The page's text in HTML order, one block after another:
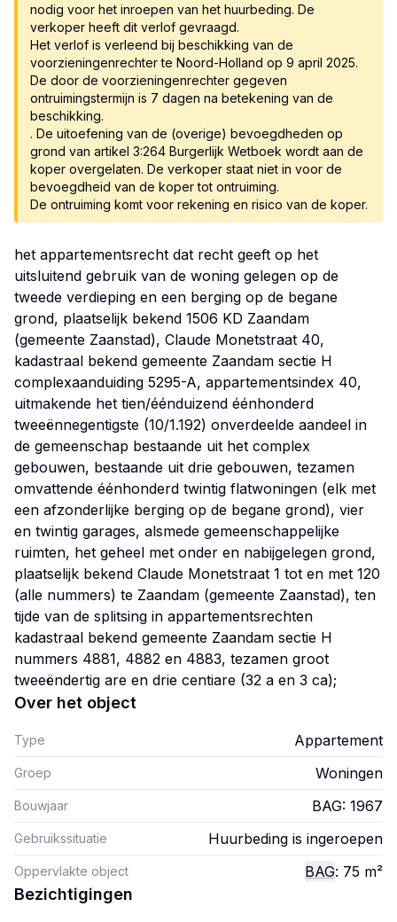
nodig voor het inroepen van het huurbeding. De
verkoper heeft dit verlof gevraagd.
Het verlof is verleend bij beschikking van de
voorzieningenrechter te Noord-Holland op 9 april 2025.
De door de voorzieningenrechter gegeven
ontruimingstermijn is 7 dagen na betekening van de
beschikking.
. De uitoefening van de (overige) bevoegdheden op
grond van artikel 3:264 Burgerlijk Wetboek wordt aan de
koper overgelaten. De verkoper staat niet in voor de
bevoegdheid van de koper tot ontruiming.
De ontruiming komt voor rekening en risico van de koper.
het appartementsrecht dat recht geeft op het
uitsluitend gebruik van de woning gelegen op de
tweede verdieping en een berging op de begane
grond, plaatselijk bekend 1506 KD Zaandam
(gemeente Zaanstad), Claude Monetstraat 40,
kadastraal bekend gemeente Zaandam sectie H
complexaanduiding 5295-A, appartementsindex 40,
uitmakende het tien/éénduizend éénhonderd
tweeënnegentigste (10/1.192) onverdeelde aandeel in
de gemeenschap bestaande uit het complex
gebouwen, bestaande uit drie gebouwen, tezamen
omvattende éénhonderd twintig flatwoningen (elk met
een afzonderlijke berging op de begane grond), vier
en twintig garages, alsmede gemeenschappelijke
ruimten, het geheel met onder en nabijgelegen grond,
plaatselijk bekend Claude Monetstraat 1 tot en met 120
(alle nummers) te Zaandam (gemeente Zaanstad), ten
tijde van de splitsing in appartementsrechten
kadastraal bekend gemeente Zaandam sectie H
nummers 4881, 4882 en 4883, tezamen groot
tweeëndertig are en drie centiare (32 a en 3 ca);
Over het object
Type Appartement
Groep Woningen
Bouwjaar BAG: 1967
Gebruikssituatie Huurbeding is ingeroepen
Oppervlakte object BAG: 75 m²
Bezichtigingen